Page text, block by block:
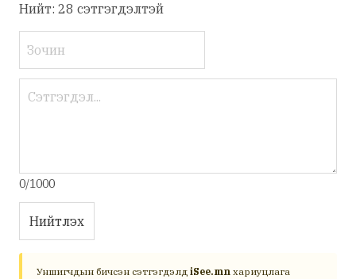
Нийт: 28 сэтгэгдэлтэй
0/1000
Нийтлэх
Уншигчдын бичсэн сэтгэгдэлд iSee.mn хариуцлага